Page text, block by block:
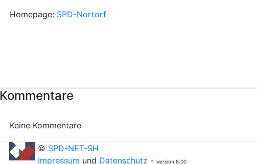
Homepage: SPD-Nortorf
Kommentare
Keine Kommentare
© SPD-NET-SH
Impressum und Datenschutz - Version 8.00